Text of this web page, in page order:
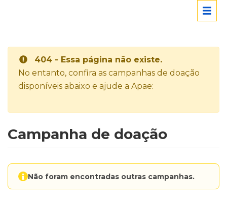
404 - Essa página não existe.
No entanto, confira as campanhas de doação
disponíveis abaixo e ajude a Apae:
Campanha de doação
Não foram encontradas outras campanhas.